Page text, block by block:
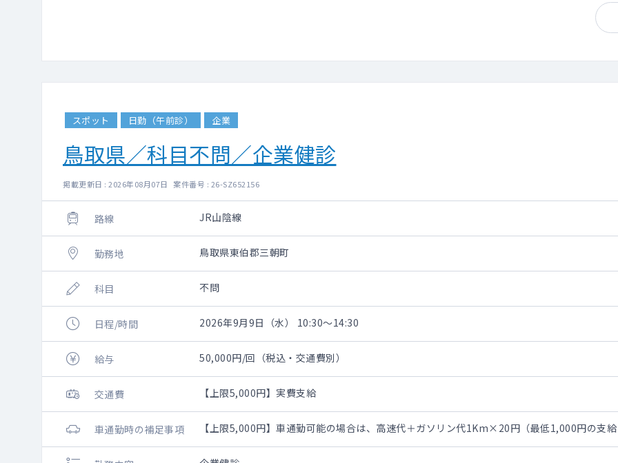
スポット 日勤（午前診） 企業
鳥取県／科目不問／企業健診
掲載更新日 : 2026年08月07日 案件番号 : 26-SZ652156
路線 JR山陰線
勤務地 鳥取県東伯郡三朝町
科目 不問
日程/時間 2026年9月9日（水） 10:30～14:30
給与 50,000円/回（税込・交通費別）
交通費 【上限5,000円】実費支給
車通勤時の補足事項 【上限5,000円】車通勤可能の場合は、高速代＋ガソリン代1Km×20円（最低1,000円の支